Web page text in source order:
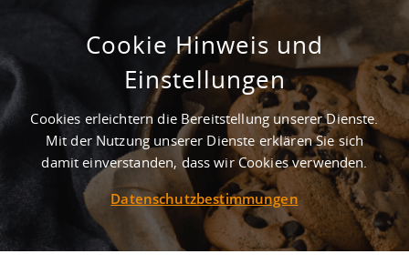
Treffer-Gewerbegebiete in Swisttal
Swisttal + 10 km
Möchten Sie diese Suche als Suchauftrag
Cookie Hinweis und
Einstellungen
Cookies erleichtern die Bereitstellung unserer Dienste.
Mit der Nutzung unserer Dienste erklären Sie sich
damit einverstanden, dass wir Cookies verwenden.
Datenschutzbestimmungen